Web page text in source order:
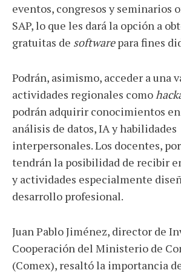
eventos, congresos y seminarios
SAP, lo que les dará la opción a
gratuitas de softwarepara fines
Podrán, asimismo, acceder a una
actividades regionales como
podrán adquirir conocimientos
análisis de datos, IA y habilidades
interpersonales. Los docentes,
tendrán la posibilidad de recibir
y actividades especialmente
desarrollo profesional.
Juan Pablo Jiménez, director de
Cooperación del Ministerio de
(Comex), resaltó la importancia